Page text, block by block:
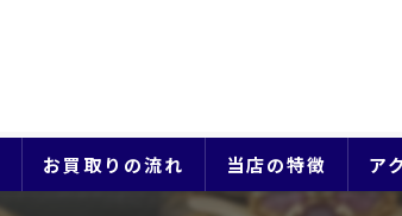
お買取りの流れ 当店の特徴 ア